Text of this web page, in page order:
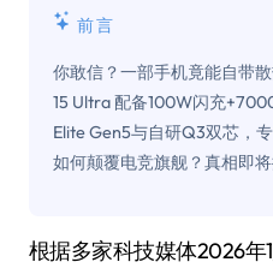
前言
你敢信？一部手机竟能自带
15 Ultra 配备100W闪充
Elite Gen5与自研Q3双芯，
如何颠覆电竞旗舰？真相即将
根据多家科技媒体2026年1月15日消息，iQOO已预